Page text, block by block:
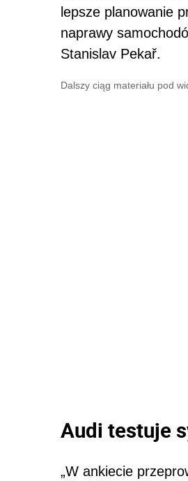
lepsze planowanie
naprawy
Stanislav Pekař.
Dalszy ciąg materiału pod
Audi testuje
„W ankiecie